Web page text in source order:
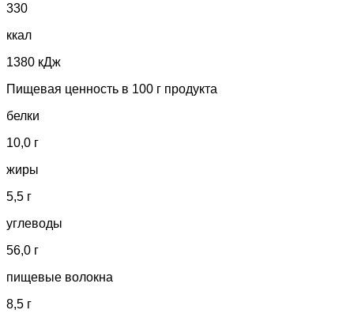
330
ккал
1380 кДж
Пищевая ценность в 100 г продукта
белки
10,0 г
жиры
5,5 г
углеводы
56,0 г
пищевые волокна
8,5 г